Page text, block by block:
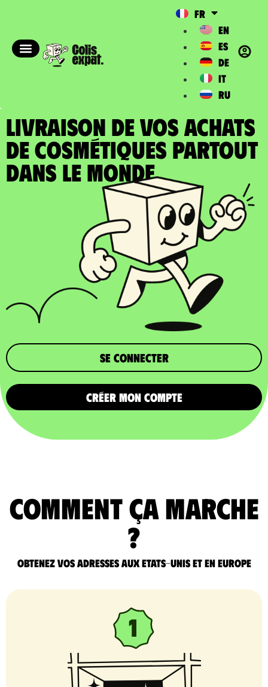
FR
EN
ES
DE
IT
RU
LIVRAISON DE VOS ACHATS
DE COSMÉTIQUES partout
dans le Monde
Se connecter
CRÉER MON COMPTE
comment ça marche
?
Obtenez vos adresses aux Etats-Unis et en Europe